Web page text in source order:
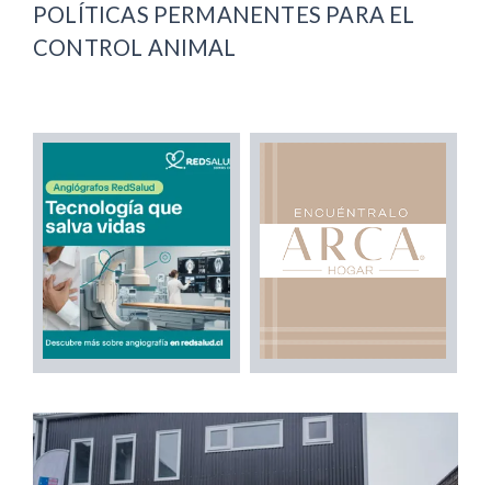
POLÍTICAS PERMANENTES PARA EL
CONTROL ANIMAL